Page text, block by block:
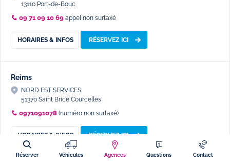
Réserver Véhicules Agences Questions Contact
13110 Port-de-Bouc
09 71 09 10 69 appel non surtaxé
HORAIRES & INFOS RÉSERVEZ ICI
Reims
NORD EST SERVICES
51370 Saint Brice Courcelles
0971091078 (numéro non surtaxé)
HORAIRES & INFOS RÉSERVEZ ICI